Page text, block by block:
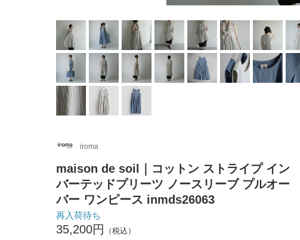
iroma
maison de soil｜コットン ストライプ イン
バーテッドプリーツ ノースリーブ プルオー
バー ワンピース inmds26063
再入荷待ち
35,200円